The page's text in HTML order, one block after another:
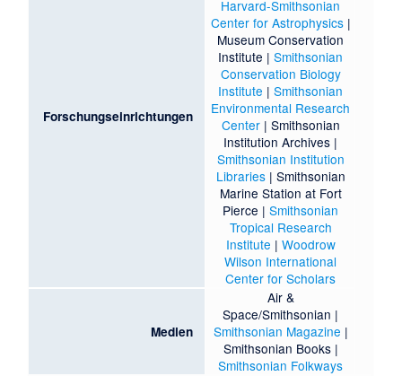
Forschungseinrichtungen
Harvard-Smithsonian
Center for Astrophysics|
Museum Conservation
Institute |Smithsonian
Conservation Biology
Institute |Smithsonian
Environmental Research
Center| Smithsonian
Institution Archives |
Smithsonian Institution
Libraries| Smithsonian
Marine Station at Fort
Pierce |Smithsonian
Tropical Research
Institute | Woodrow
Wilson International
Center for Scholars
Medien
Air &
Space/Smithsonian |
Smithsonian Magazine |
Smithsonian Books|
Smithsonian Folkways